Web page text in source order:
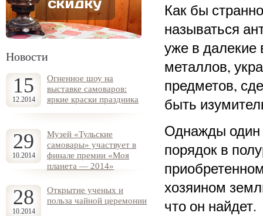
Новости
15
12.2014
Огненное шоу на
выставке самоваров:
яркие краски праздника
29
10.2014
Музей «Тульские
самовары» участвует в
финале премии «Моя
планета — 2014»
28
10.2014
Открытие ученых и
польза чайной церемонии
Как бы
называться
уже в далекие
металлов,
предметов,
быть
Однажды один
порядок в
хозяином
что он найдет.